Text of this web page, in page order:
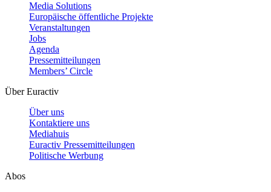
Media Solutions
Europäische öffentliche Projekte
Veranstaltungen
Jobs
Agenda
Pressemitteilungen
Members’ Circle
Über Euractiv
Über uns
Kontaktiere uns
Mediahuis
Euractiv Pressemitteilungen
Politische Werbung
Abos